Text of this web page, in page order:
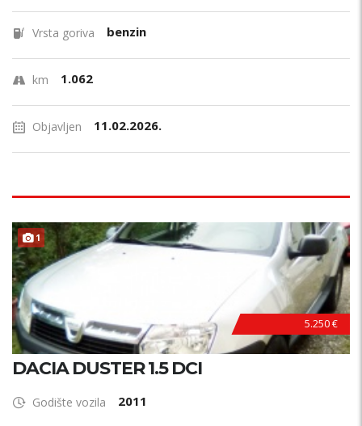
Vrsta goriva benzin
km 1.062
Objavljen 11.02.2026.
1
5.250 €
DACIA DUSTER 1.5 DCI
Godište vozila 2011